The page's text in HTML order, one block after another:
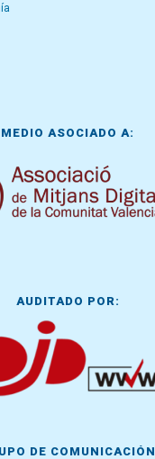
MEDIO ASOCIADO A:
AUDITADO POR:
DE COMUNICACIÓN